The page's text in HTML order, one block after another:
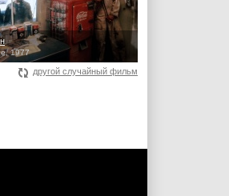
1977
другой случайный фильм